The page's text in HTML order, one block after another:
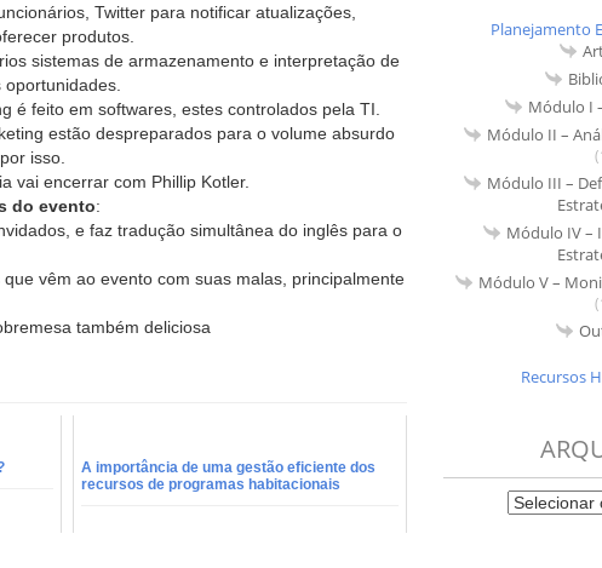
Twitter para notificar atualizações,
produtos.
sistemas de armazenamento e interpretação de
é feito em softwares, estes controlados pela TI.
estão despreparados para o volume absurdo
isso.
vai encerrar com Phillip Kotler.
do evento:
e faz tradução simultânea do inglês para o
vêm ao evento com suas malas, principalmente
também deliciosa
A importância de uma gestão eficiente dos
recursos de programas habitacionais
Planejamento
Módulo I
Módulo II –
Módulo III –
Módulo IV –
Módulo V –
Recursos